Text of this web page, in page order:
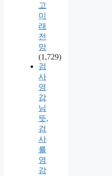
고
미
래
전
망
(1,729)
검
사
영
감
님
뜻,
검
사
를
영
감